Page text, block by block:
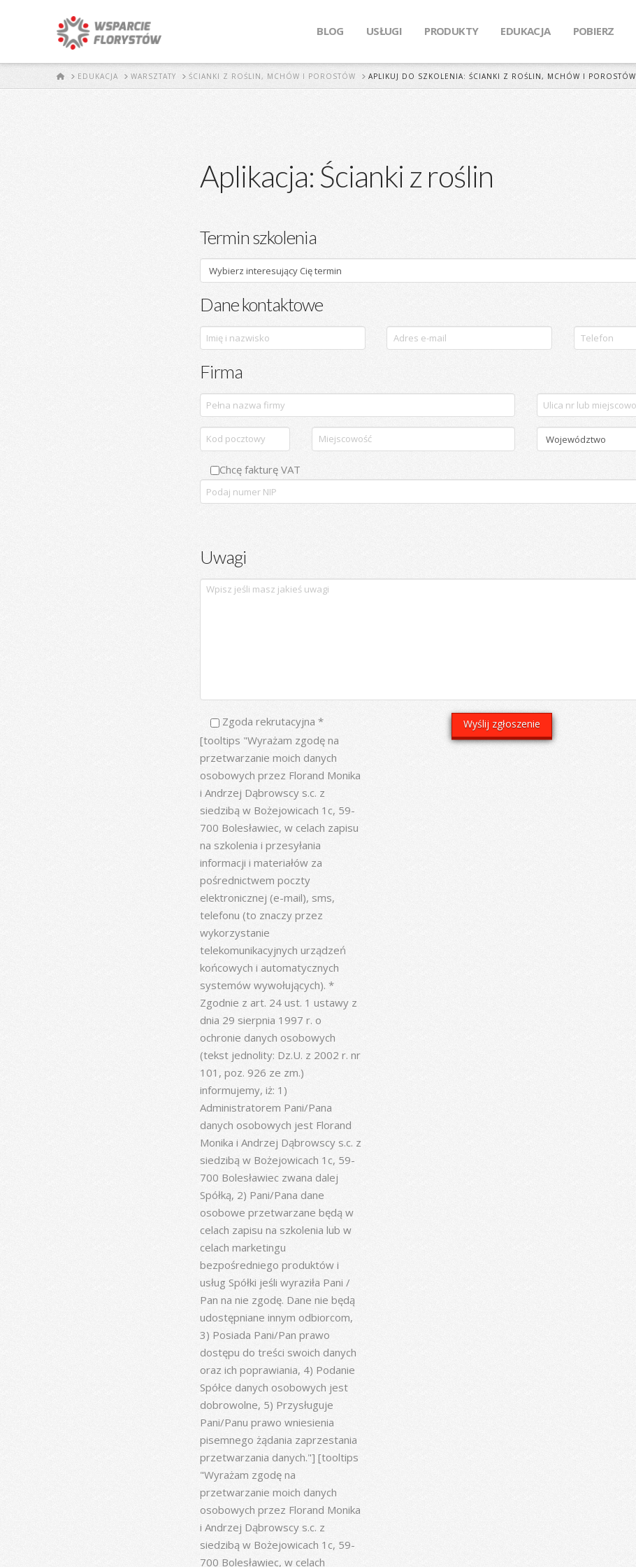
BLOG USŁUGI PRODUKTY EDUKACJA POBIERZ
STARTEDUKACJA WARSZTATY ŚCIANKI Z ROŚLIN, MCHÓW I POROSTÓW APLIKUJ DO SZKOLENIA: ŚCIANKI Z ROŚLIN, MCHÓW I POROSTÓW
Aplikacja: Ścianki z roślin
Termin szkolenia
Dane kontaktowe
Firma
Chcę fakturę VAT
Uwagi
Zgoda rekrutacyjna *
[tooltips "Wyrażam zgodę na
przetwarzanie moich danych
osobowych przez Florand Monika
i Andrzej Dąbrowscy s.c. z
siedzibą w Bożejowicach 1c, 59-
700 Bolesławiec, w celach zapisu
na szkolenia i przesyłania
informacji i materiałów za
pośrednictwem poczty
elektronicznej (e-mail), sms,
telefonu (to znaczy przez
wykorzystanie
telekomunikacyjnych urządzeń
końcowych i automatycznych
systemów wywołujących). *
Zgodnie z art. 24 ust. 1 ustawy z
dnia 29 sierpnia 1997 r. o
ochronie danych osobowych
(tekst jednolity: Dz.U. z 2002 r. nr
101, poz. 926 ze zm.)
informujemy, iż: 1)
Administratorem Pani/Pana
danych osobowych jest Florand
Monika i Andrzej Dąbrowscy s.c. z
siedzibą w Bożejowicach 1c, 59-
700 Bolesławiec zwana dalej
Spółką, 2) Pani/Pana dane
osobowe przetwarzane będą w
celach zapisu na szkolenia lub w
celach marketingu
bezpośredniego produktów i
usług Spółki jeśli wyraziła Pani /
Pan na nie zgodę. Dane nie będą
udostępniane innym odbiorcom,
3) Posiada Pani/Pan prawo
dostępu do treści swoich danych
oraz ich poprawiania, 4) Podanie
Spółce danych osobowych jest
dobrowolne, 5) Przysługuje
Pani/Panu prawo wniesienia
pisemnego żądania zaprzestania
przetwarzania danych."] [tooltips
"Wyrażam zgodę na
przetwarzanie moich danych
osobowych przez Florand Monika
i Andrzej Dąbrowscy s.c. z
siedzibą w Bożejowicach 1c, 59-
700 Bolesławiec, w celach